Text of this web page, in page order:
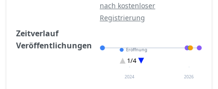
nach kostenloser
Registrierung
Zeitverlauf
Veröffentlichungen
Eröffnung
Entscheidung im Verfahren
Sonstiges
1/4
2024 2026